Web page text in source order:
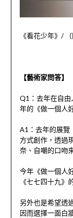
《看花少年》 /
【藝術家問答】
Q1 ：去年在自
年的《做一個人
A1 ：去年的展
方式創作，透過
奈、自嘲的口吻
今年《做一個人
《七七四十九》
另外也是希望透
因而選擇一面白